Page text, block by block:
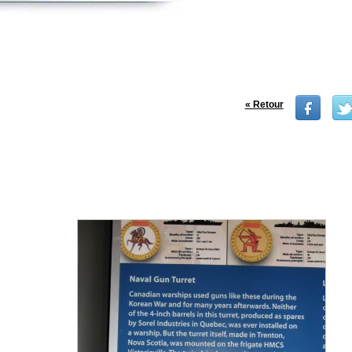
« Retour